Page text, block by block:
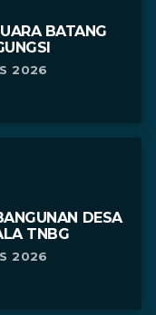
BATANG
2026
DESA
TNBG
2026